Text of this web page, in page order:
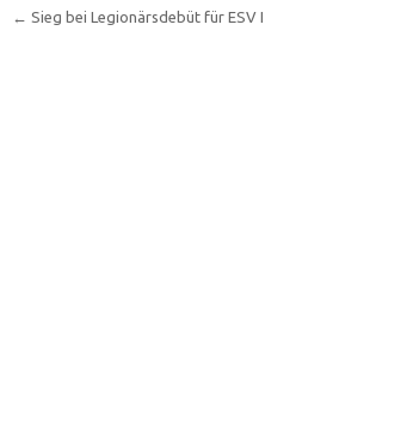
← Sieg bei Legionärsdebüt für ESV I